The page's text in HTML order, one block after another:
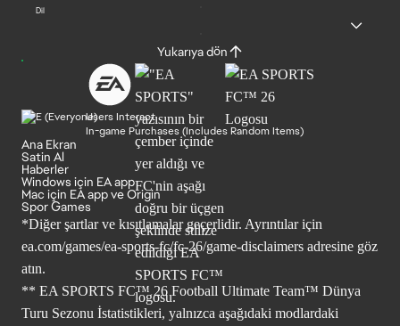
Dil
Yukarıya dön
Users Interact
In-game Purchases (Includes Random Items)
Ana Ekran
Satin Al
Haberler
Windows için EA app
Mac için EA app ve Origin
Spor Games
*Diğer şartlar ve kısıtlamalar geçerlidir. Ayrıntılar için
ea.com/games/ea-sports-fc/fc-26/game-disclaimers adresine göz
atın.
** EA SPORTS FC™ 26 Football Ultimate Team™ Dünya
Turu Sezonu İstatistikleri, yalnızca aşağıdaki modlardaki